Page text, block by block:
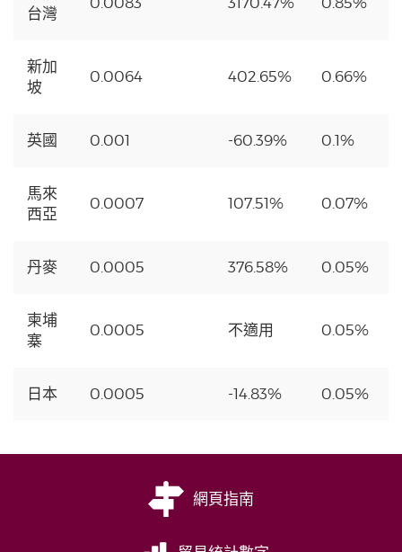
台灣
新加
坡
0.0064 402.65% 0.66%
英國 0.001 -60.39% 0.1%
馬來
西亞
0.0007 107.51% 0.07%
丹麥 0.0005 376.58% 0.05%
柬埔
寨
0.0005 不適用 0.05%
日本 0.0005 -14.83% 0.05%
網頁指南